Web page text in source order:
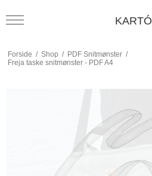
KARTÓ
Forside / Shop / PDF Snitmønster /
Freja taske snitmønster - PDF A4